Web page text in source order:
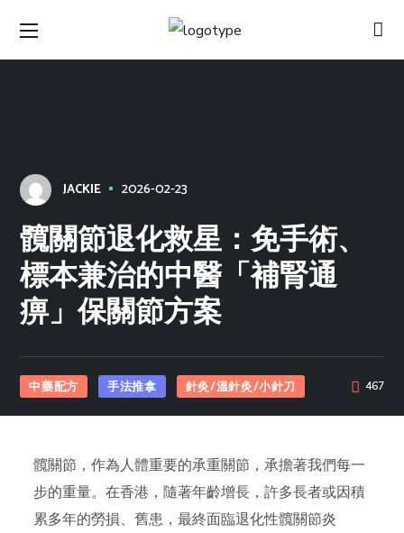
JACKIE 2026-02-23
髖關節退化救星：免手術、
標本兼治的中醫「補腎通
痹」保關節方案
中藥配方 手法推拿 針灸/溫針灸/小針刀 467
髖關節，作為人體重要的承重關節，承擔著我們每一
步的重量。在香港，隨著年齡增長，許多長者或因積
累多年的勞損、舊患，最終面臨退化性髖關節炎